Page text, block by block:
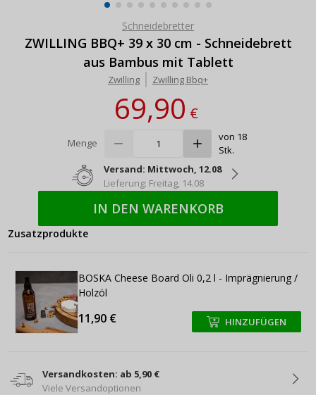
Schneidebretter
ZWILLING BBQ+ 39 x 30 cm - Schneidebrett
aus Bambus mit Tablett
Zwilling Zwilling Bbq+
69,90€
Menge
von 18
Stk.
Versand: Mittwoch, 12.08
Lieferung: Freitag, 14.08
IN DEN WARENKORB
Zusatzprodukte
BOSKA Cheese Board Oli 0,2 l - Imprägnierung /
Holzöl
11,90 € +
+ HINZUFÜGEN
Versandkosten: ab 5,90 €
Viele Versandoptionen